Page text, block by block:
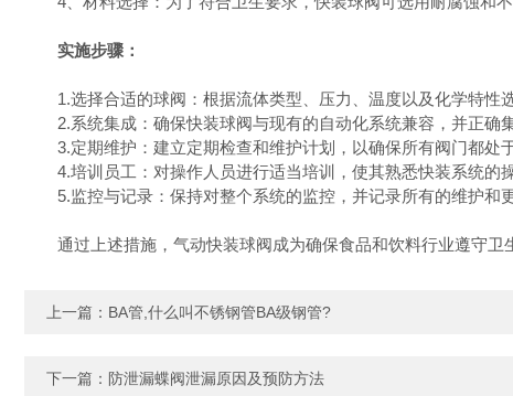
实施步骤：
1.选择合适的球阀：根据流体类型、压力、温度以及化学特性选
2.系统集成：确保快装球阀与现有的自动化系统兼容，并正确集
3.定期维护：建立定期检查和维护计划，以确保所有阀门都处于
4.培训员工：对操作人员进行适当培训，使其熟悉快装系统的操
5.监控与记录：保持对整个系统的监控，并记录所有的维护和
通过上述措施，气动快装球阀成为确保食品和饮料行业遵守卫
上一篇： BA管,什么叫不锈钢管BA级钢管?
下一篇： 防泄漏蝶阀泄漏原因及预防方法